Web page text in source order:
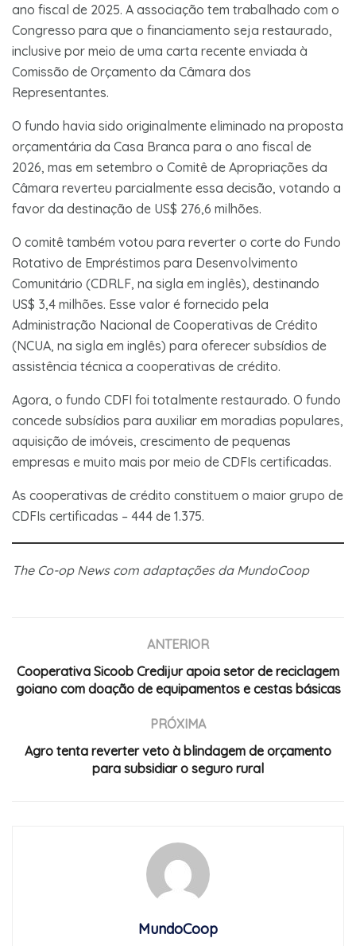
ano fiscal de 2025. A associação tem trabalhado com o
Congresso para que o financiamento seja restaurado,
inclusive por meio de uma carta recente enviada à
Comissão de Orçamento da Câmara dos
Representantes.
O fundo havia sido originalmente eliminado na proposta
orçamentária da Casa Branca para o ano fiscal de
2026, mas em setembro o Comitê de Apropriações da
Câmara reverteu parcialmente essa decisão, votando a
favor da destinação de US$ 276,6 milhões.
O comitê também votou para reverter o corte do Fundo
Rotativo de Empréstimos para Desenvolvimento
Comunitário (CDRLF, na sigla em inglês), destinando
US$ 3,4 milhões. Esse valor é fornecido pela
Administração Nacional de Cooperativas de Crédito
(NCUA, na sigla em inglês) para oferecer subsídios de
assistência técnica a cooperativas de crédito.
Agora, o fundo CDFI foi totalmente restaurado. O fundo
concede subsídios para auxiliar em moradias populares,
aquisição de imóveis, crescimento de pequenas
empresas e muito mais por meio de CDFIs certificadas.
As cooperativas de crédito constituem o maior grupo de
CDFIs certificadas – 444 de 1.375.
The Co-op News com adaptações da MundoCoop
ANTERIOR
Cooperativa Sicoob Credijur apoia setor de reciclagem
goiano com doação de equipamentos e cestas básicas
PRÓXIMA
Agro tenta reverter veto à blindagem de orçamento
para subsidiar o seguro rural
MundoCoop